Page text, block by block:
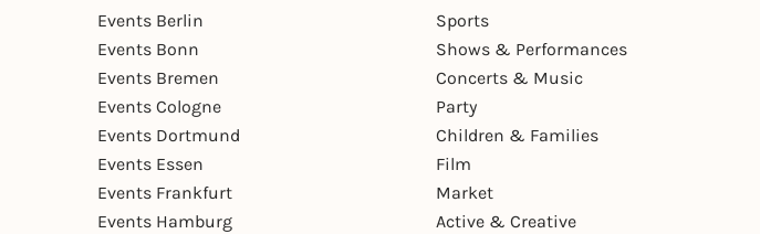
Events Berlin
Events Bonn
Events Bremen
Events Cologne
Events Dortmund
Events Essen
Events Frankfurt
Events Hamburg
Sports
Shows & Performances
Concerts & Music
Party
Children & Families
Film
Market
Active & Creative